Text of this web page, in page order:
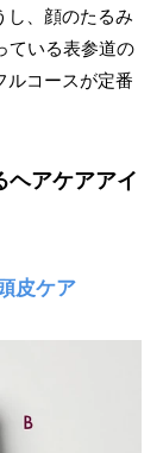
し、顔のたるみ
ている表参道の
ルコースが定番
ヘアケアアイ
皮ケア